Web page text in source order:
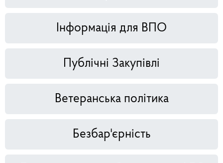
Інформація для ВПО
Публічні Закупівлі
Ветеранська політика
Безбар'єрність